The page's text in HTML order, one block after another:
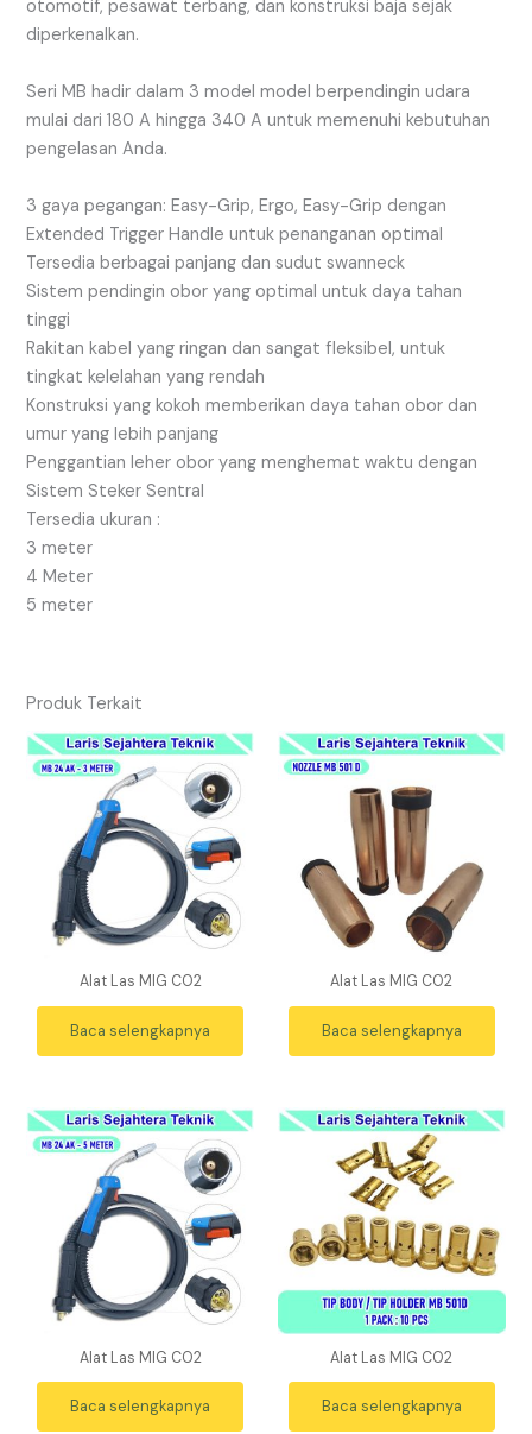
otomotif, pesawat terbang, dan konstruksi baja sejak
diperkenalkan.
Seri MB hadir dalam 3 model model berpendingin udara
mulai dari 180 A hingga 340 A untuk memenuhi kebutuhan
pengelasan Anda.
3 gaya pegangan: Easy-Grip, Ergo, Easy-Grip dengan
Extended Trigger Handle untuk penanganan optimal
Tersedia berbagai panjang dan sudut swanneck
Sistem pendingin obor yang optimal untuk daya tahan
tinggi
Rakitan kabel yang ringan dan sangat fleksibel, untuk
tingkat kelelahan yang rendah
Konstruksi yang kokoh memberikan daya tahan obor dan
umur yang lebih panjang
Penggantian leher obor yang menghemat waktu dengan
Sistem Steker Sentral
Tersedia ukuran :
3 meter
4 Meter
5 meter
Produk Terkait
Alat Las MIG CO2
Baca selengkapnya
Alat Las MIG CO2
Baca selengkapnya
Alat Las MIG CO2
Baca selengkapnya
Alat Las MIG CO2
Baca selengkapnya